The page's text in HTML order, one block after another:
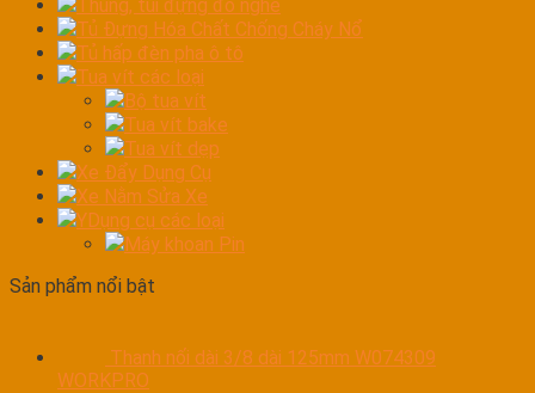
Thùng, túi đựng đồ nghề
Tủ Đựng Hóa Chất Chống Cháy Nổ
Tủ hấp đèn pha ô tô
Tua vít các loại
Bộ tua vít
Tua vít bake
Tua vít dẹp
Xe Đẩy Dụng Cụ
Xe Nằm Sửa Xe
YDụng cụ các loại
Máy khoan Pin
Sản phẩm nổi bật
Thanh nối dài 3/8 dài 125mm W074309
WORKPRO